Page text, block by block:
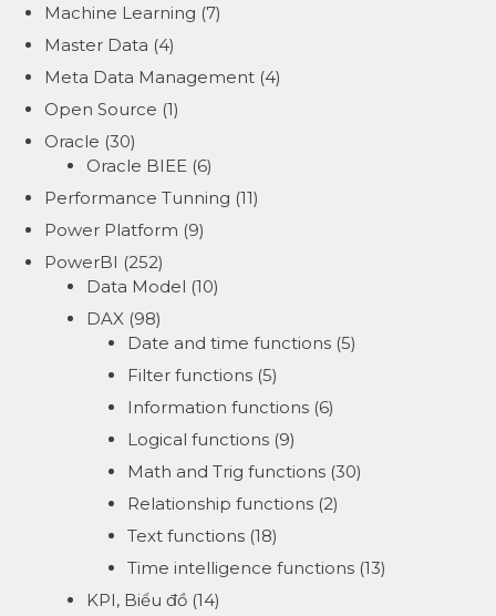
Machine Learning (7)
Master Data (4)
Meta Data Management (4)
Open Source (1)
Oracle (30)
Oracle BIEE (6)
Performance Tunning (11)
Power Platform (9)
PowerBI (252)
Data Model (10)
DAX (98)
Date and time functions (5)
Filter functions (5)
Information functions (6)
Logical functions (9)
Math and Trig functions (30)
Relationship functions (2)
Text functions (18)
Time intelligence functions (13)
KPI, Biểu đồ(14)